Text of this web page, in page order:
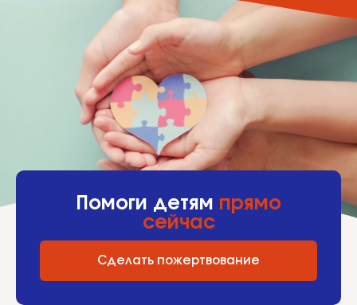
Помоги детям прямо
сейчас
Сделать пожертвование